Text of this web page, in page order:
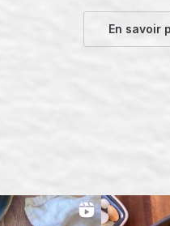
En savoir